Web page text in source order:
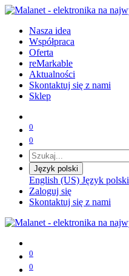
Nasza idea
Współpraca
Oferta
reMarkable
Aktualności
Skontaktuj się z nami
Sklep
0
0
Język polski
English (US) Język polski
Zaloguj się
Skontaktuj się z nami
0
0